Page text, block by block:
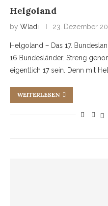
Helgoland
by Wladi 23. Dezember
Helgoland – Das 17.
16 Bundesländer. Streng
eigentlich 17 sein. Denn mit
WEITERLESEN